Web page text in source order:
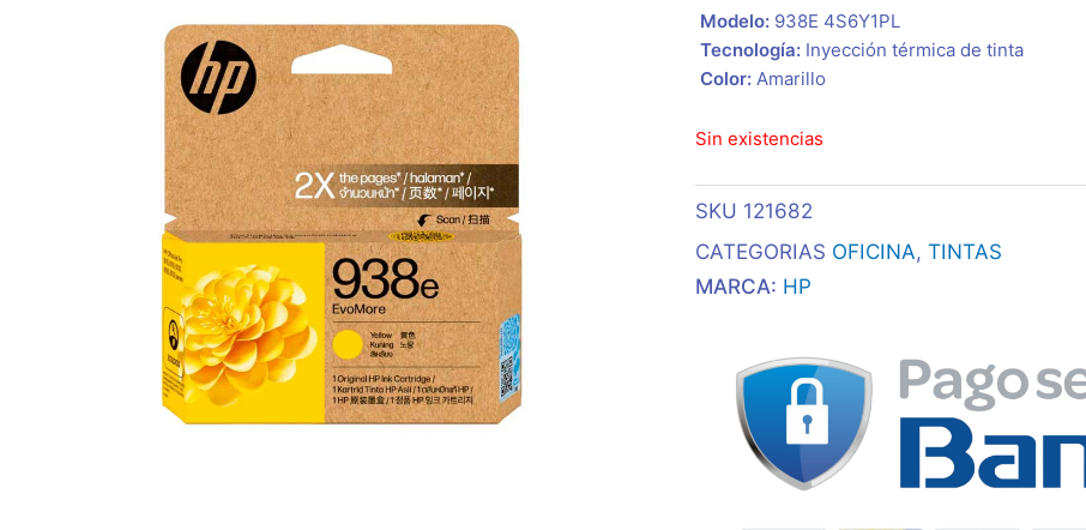
 Modelo: 938E 4S6Y1PL
 Tecnología: Inyección térmica de tinta
 Color: Amarillo
Sin existencias
SKU 121682
CATEGORIAS OFICINA, TINTAS
MARCA: HP